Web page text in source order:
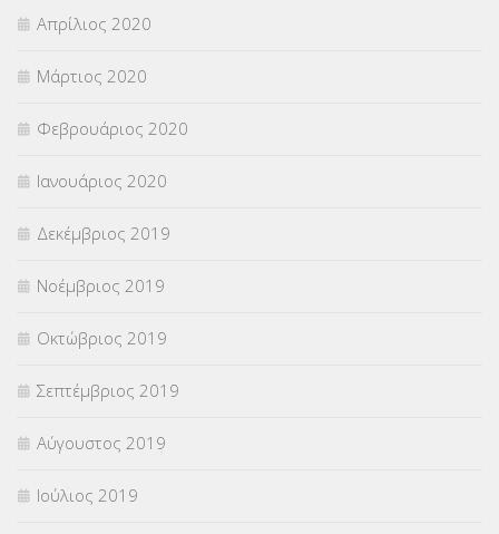
Απρίλιος 2020
Μάρτιος 2020
Φεβρουάριος 2020
Ιανουάριος 2020
Δεκέμβριος 2019
Νοέμβριος 2019
Οκτώβριος 2019
Σεπτέμβριος 2019
Αύγουστος 2019
Ιούλιος 2019